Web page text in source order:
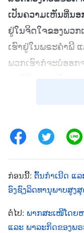
ເປັນຄວາມເຫັນທີ່ນ
ຢູ່ໃນຈິດໃຈຂອງພວກ
ເຮົາຢູ່ໃນພຣະຄຳພີ
ພວກເຮົາກໍຈະບໍ່ອອກ
ພວກເຮົາໃຫ້ກຳລັງ
ທຸກສິ່ງທີ່ພວກເຮົາໄ
ຄວາມປະສົງຂອງພຣ
ພຣະຜູ້ເປັນເຈົ້າ. ເຖິ
ດ້ວຍຄວາມຕໍ່ຕ້ານຢ່
ໄປດ້ວຍຄວາມຊື່ນຊົມ
ພອນແມ່ນຢູ່ພຽງປາ
ບໍ່ສາມາດປະຖິ້ມໄດ້?
ກ່ອນນີ້: ຕົ້ນກຳເນີດ ແ
ອົງຊົງລິດທານຸພາບສູງ
ຕໍ່ໄປ: ພາກສະເໜີໂດຍ
ແລະ ພາລະກິດຂອງພ